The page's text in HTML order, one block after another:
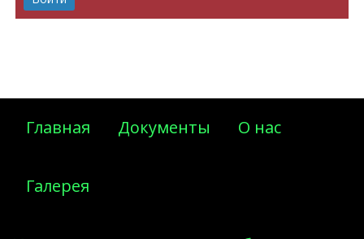
Главная Документы О нас
Галерея